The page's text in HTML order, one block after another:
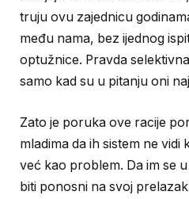
truju ovu zajednicu
među nama, bez ijednog
optužnice. Pravda
samo kad su u pitanju oni
Zato je poruka ove racije
mladima da ih sistem ne
već kao problem. Da im se
biti ponosni na svoj